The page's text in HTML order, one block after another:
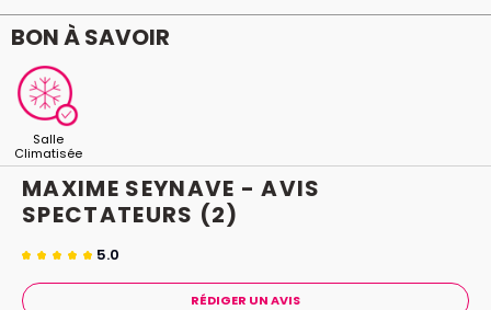
d’heure de gloire ! Parce que devenir un homme, un
vrai, avec une grosse … voiture, c’est pas donné à
tout le monde n’est-ce pas ?!
Très très hâte de vous partager “Mes dames”, un
spectacle pour vous rendre hommage, mesdames !
BON À SAVOIR
Salle
Climatisée
MAXIME SEYNAVE - AVIS
SPECTATEURS (2)
5.0
RÉDIGER UN AVIS